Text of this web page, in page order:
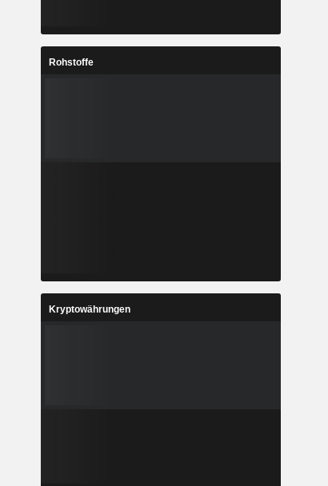
Rohstoffe
Kryptowährungen